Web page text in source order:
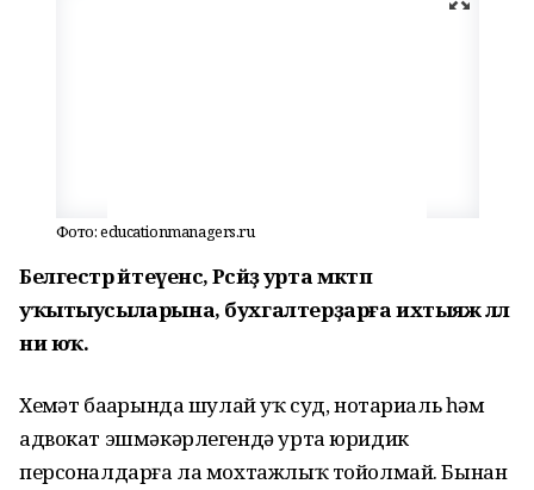
Фото: educationmanagers.ru
Белгестәр әйтеүенсә, Рәсәйҙә урта мәктәп
уҡытыусыларына, бухгалтерҙарға ихтыяж әллә
ни юҡ.
Хеҙмәт баҙарында шулай уҡ суд, нотариаль һәм
адвокат эшмәкәрлегендә урта юридик
персоналдарға ла мохтажлыҡ тойолмай. Бынан